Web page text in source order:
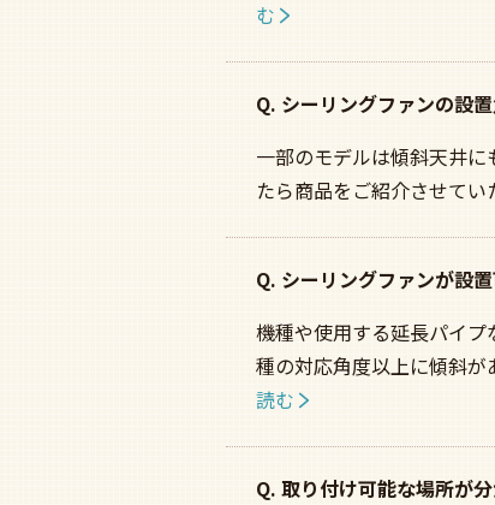
む
Q. シーリングファンの設
一部のモデルは傾斜天井
たら商品をご紹介させてい
Q. シーリングファンが設
機種や使用する延長パイ
種の対応角度以上に傾斜
読む
Q. 取り付け可能な場所が